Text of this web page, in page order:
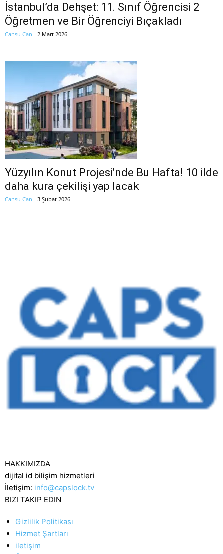
İstanbul’da Dehşet: 11. Sınıf Öğrencisi 2
Öğretmen ve Bir Öğrenciyi Bıçakladı
Cansu Can - 2 Mart 2026
Yüzyılın Konut Projesi’nde Bu Hafta! 10 ilde
daha kura çekilişi yapılacak
Cansu Can - 3 Şubat 2026
HAKKIMIZDA
dijital id bilişim hizmetleri
İletişim: info@capslock.tv
BIZI TAKIP EDIN
Gizlilik Politikası
Hizmet Şartları
iletişim